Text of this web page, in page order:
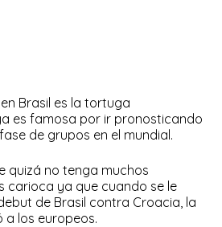
Brasil es la tortuga
es famosa por ir pronosticando
de grupos en el mundial.
quizá no tenga muchos
carioca ya que cuando se le
de Brasil contra Croacia, la
los europeos.